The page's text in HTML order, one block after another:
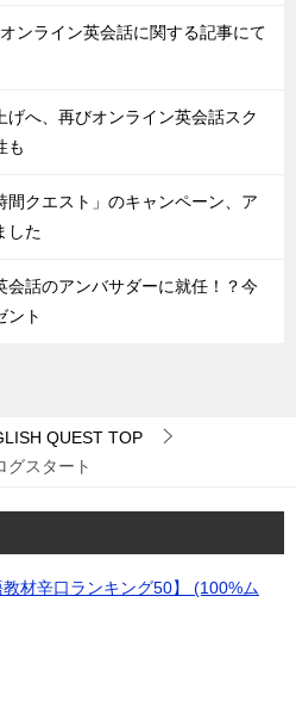
ンライン英会話に関する記事にて
へ、再びオンライン英会話スク
も
間クエスト」のキャンペーン、ア
した
会話のアンバサダーに就任！？今
ント
QUEST TOP
グスタート
材辛口ランキング50】 (100%ム